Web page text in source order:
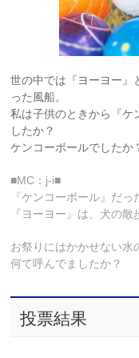
世の中では『ヨーヨー』
った風船。
私は子供のときから『ケ
したか？
ケンコーボールでしたか
■MC：j-i■
『ケンコーボール』だっ
『ヨーヨー』は、犬の散
お祭りにはかかせない水
何て呼んでましたか？
投票結果